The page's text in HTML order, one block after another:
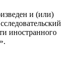
и (или)
иностранного